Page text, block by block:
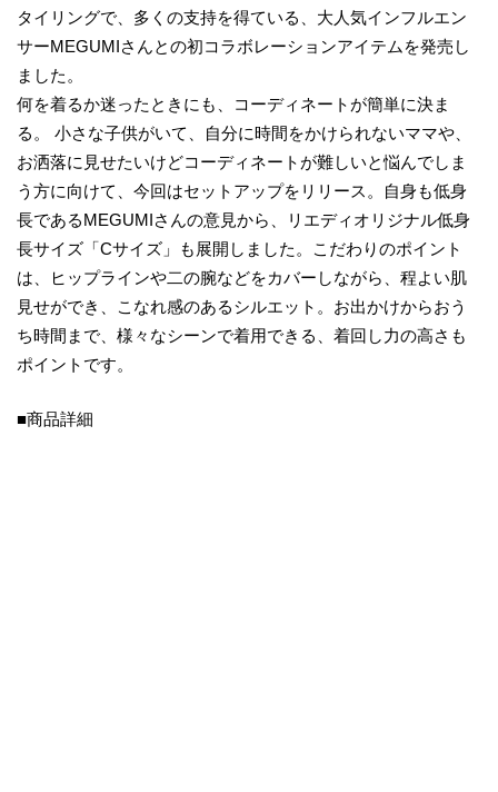
タイリングで、多くの支持を得ている、大人気インフルエン
サーMEGUMIさんとの初コラボレーションアイテムを発売し
ました。
何を着るか迷ったときにも、コーディネートが簡単に決ま
る。 小さな子供がいて、自分に時間をかけられないママや、
お洒落に見せたいけどコーディネートが難しいと悩んでしま
う方に向けて、今回はセットアップをリリース。自身も低身
長であるMEGUMIさんの意見から、リエディオリジナル低身
長サイズ「Cサイズ」も展開しました。こだわりのポイント
は、ヒップラインや二の腕などをカバーしながら、程よい肌
見せができ、こなれ感のあるシルエット。お出かけからおう
ち時間まで、様々なシーンで着用できる、着回し力の高さも
ポイントです。
■商品詳細